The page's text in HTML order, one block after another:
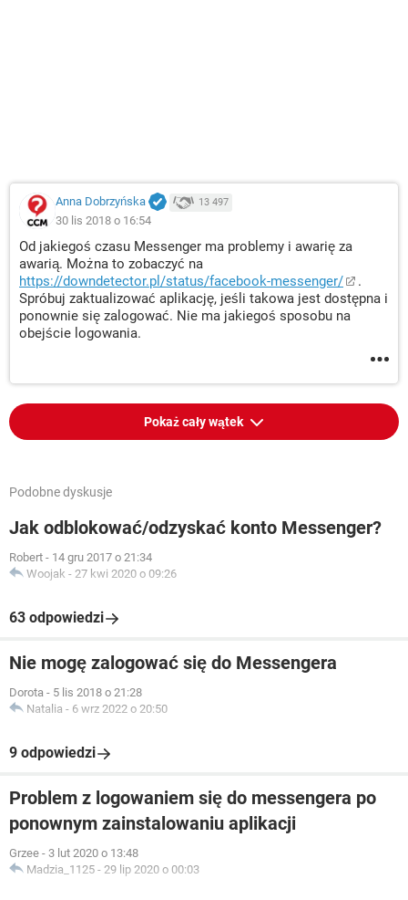
Anna Dobrzyńska 13 497
30 lis 2018 o 16:54
Od jakiegoś czasu Messenger ma problemy i awarię za
awarią. Można to zobaczyć na
https://downdetector.pl/status/facebook-messenger/
.
Spróbuj zaktualizować aplikację, jeśli takowa jest dostępna i
ponownie się zalogować. Nie ma jakiegoś sposobu na
obejście logowania.
Pokaż cały wątek
Podobne dyskusje
Jak odblokować/odzyskać konto Messenger?
Robert - 14 gru 2017 o 21:34
Woojak - 27 kwi 2020 o 09:26
63 odpowiedzi
Nie mogę zalogować się do Messengera
Dorota - 5 lis 2018 o 21:28
Natalia - 6 wrz 2022 o 20:50
9 odpowiedzi
Problem z logowaniem się do messengera po
ponownym zainstalowaniu aplikacji
Grzee - 3 lut 2020 o 13:48
Madzia_1125 - 29 lip 2020 o 00:03